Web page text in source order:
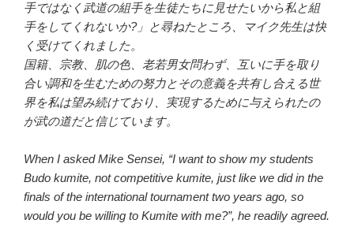
手ではなく武道の組手を生徒たちに見せたいから私と組
手をしてくれないか?」と尋ねたところ、マイク先生は快
く受けてくれました。
国籍、宗教、肌の色、老若男女問わず、互いに手を取り
合い調和を生むための努力とその意義を共有し合える世
界を私は望み続けており、実現するために与えられたの
が武の道だと信じています。
When I asked Mike Sensei, “I want to show my students
Budo kumite, not competitive kumite, just like we did in the
finals of the international tournament two years ago, so
would you be willing to Kumite with me?”, he readily agreed.